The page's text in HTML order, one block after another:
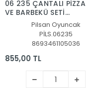
06 235 ÇANTALI PİZZA
VE BARBEKÜ SETİ
KARMA A101Pilsan Oyuncak
PİLS.06235
8693461105036
855,00 TL